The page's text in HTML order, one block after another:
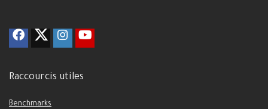
Raccourcis utiles
Benchmarks